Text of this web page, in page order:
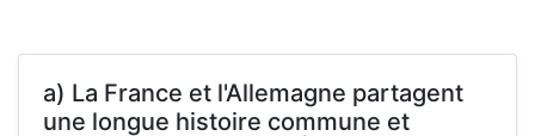
a) La France et l'Allemagne partagent
une longue histoire commune et